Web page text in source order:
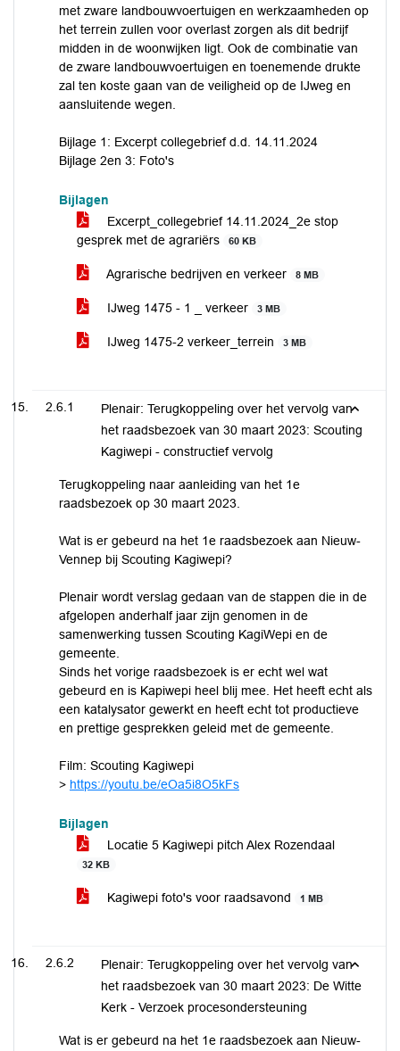
met zware landbouwvoertuigen en werkzaamheden op
het terrein zullen voor overlast zorgen als dit bedrijf
midden in de woonwijken ligt. Ook de combinatie van
de zware landbouwvoertuigen en toenemende drukte
zal ten koste gaan van de veiligheid op de IJweg en
aansluitende wegen.
Bijlage 1: Excerpt collegebrief d.d. 14.11.2024
Bijlage 2en 3: Foto's
Bijlagen
Excerpt_collegebrief 14.11.2024_2e stop
gesprek met de agrariërs
60 KB
Agrarische bedrijven en verkeer 8 MB
IJweg 1475 - 1 _ verkeer 3 MB
IJweg 1475-2 verkeer_terrein 3 MB
2.6.1
Plenair: Terugkoppeling over het vervolg van
het raadsbezoek van 30 maart 2023: Scouting
Kagiwepi - constructief vervolg
Terugkoppeling naar aanleiding van het 1e
raadsbezoek op 30 maart 2023.
Wat is er gebeurd na het 1e raadsbezoek aan Nieuw-
Vennep bij Scouting Kagiwepi?
Plenair wordt verslag gedaan van de stappen die in de
afgelopen anderhalf jaar zijn genomen in de
samenwerking tussen Scouting KagiWepi en de
gemeente.
Sinds het vorige raadsbezoek is er echt wel wat
gebeurd en is Kapiwepi heel blij mee. Het heeft echt als
een katalysator gewerkt en heeft echt tot productieve
en prettige gesprekken geleid met de gemeente.
Film: Scouting Kagiwepi
> https://youtu.be/eOa5i8O5kFs
Bijlagen
Locatie 5 Kagiwepi pitch Alex Rozendaal
32 KB
Kagiwepi foto's voor raadsavond 1 MB
2.6.2
Plenair: Terugkoppeling over het vervolg van
het raadsbezoek van 30 maart 2023: De Witte
Kerk - Verzoek procesondersteuning
Wat is er gebeurd na het 1e raadsbezoek aan Nieuw-